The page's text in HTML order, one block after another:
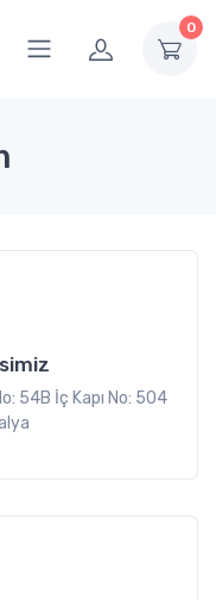
0
54B İç Kapı No: 504